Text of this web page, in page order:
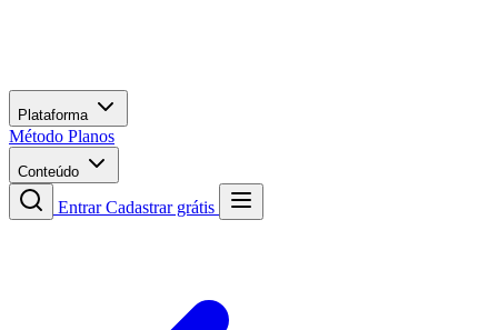
Plataforma
Método Planos
Conteúdo
EntrarCadastrar grátis